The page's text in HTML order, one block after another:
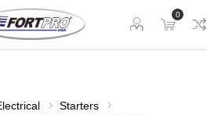
0
Starters